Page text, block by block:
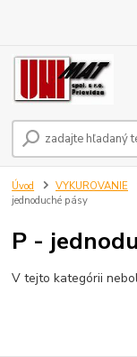
Úvod VYKUROVANIE
jednoduché pásy
P -
V tejto kategórii